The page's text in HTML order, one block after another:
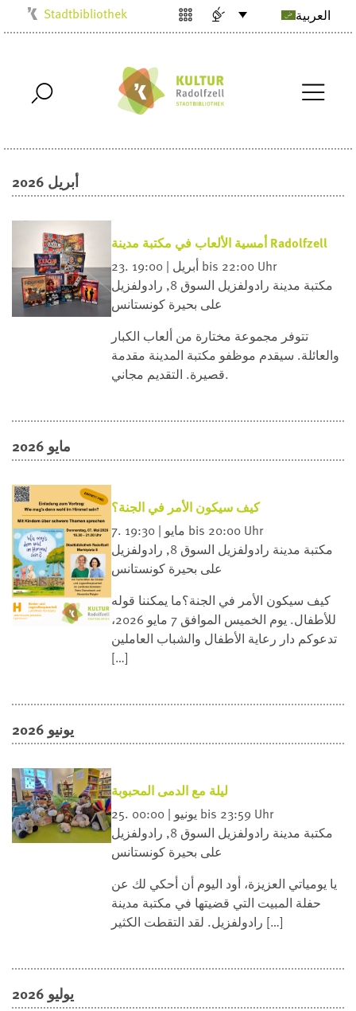
Musikschule
Stadtmuseum
Stadtbibliothek
Villa Bosch
العربية
أبريل 2026
أمسية الألعاب في مكتبة مدينة Radolfzell
23. أبريل | 19:00 bis 22:00 Uhr
مكتبة مدينة رادولفزيل
السوق 8, رادولفزيل
على بحيرة كونستانس
تتوفر مجموعة مختارة من ألعاب الكبار
والعائلة. سيقدم موظفو مكتبة المدينة مقدمة
قصيرة. التقديم مجاني.
مايو 2026
كيف سيكون الأمر في الجنة؟
7. مايو | 19:30 bis 20:00 Uhr
مكتبة مدينة رادولفزيل
السوق 8, رادولفزيل
على بحيرة كونستانس
كيف سيكون الأمر في الجنة؟ما يمكننا قوله
للأطفال. يوم الخميس الموافق 7 مايو 2026،
تدعوكم دار رعاية الأطفال والشباب العاملين
[…]
يونيو 2026
ليلة مع الدمى المحبوبة
25. يونيو | 00:00 bis 23:59 Uhr
مكتبة مدينة رادولفزيل
السوق 8, رادولفزيل
على بحيرة كونستانس
يا يومياتي العزيزة، أود اليوم أن أحكي لك عن
حفلة المبيت التي قضيتها في مكتبة مدينة
رادولفزيل. لقد التقطت الكثير […]
يوليو 2026